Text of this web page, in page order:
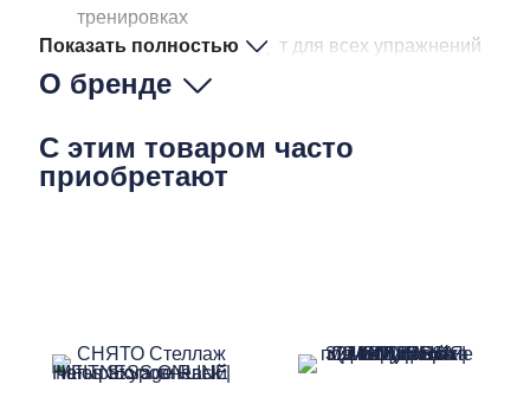
тренировках
Мяч идеально подходит для всех упражнений
на мышцы кора
С мячом можно имитировать упражнения с
Широкий ассортимент мячей с разным весом
позволяет Вам выбирать необходимое
Показать полностью
О бренде
С этим товаром часто
приобретают